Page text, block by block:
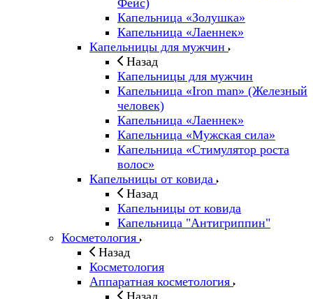
Фейс)
Капельница «Золушка»
Капельница «Лаеннек»
Капельницы для мужчин
Назад
Капельницы для мужчин
Капельница «Iron man» (Железный
человек)
Капельница «Лаеннек»
Капельница «Мужская сила»
Капельница «Стимулятор роста
волос»
Капельницы от ковида
Назад
Капельницы от ковида
Капельница "Антигриппин"
Косметология
Назад
Косметология
Аппаратная косметология
Назад